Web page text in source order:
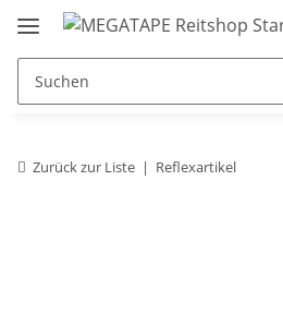
Zurück zur Liste Reflexartikel